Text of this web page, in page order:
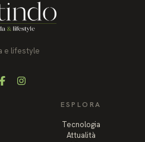
e lifestyle
FacebookInstagram
ESPLORA
Tecnologia
Attualità